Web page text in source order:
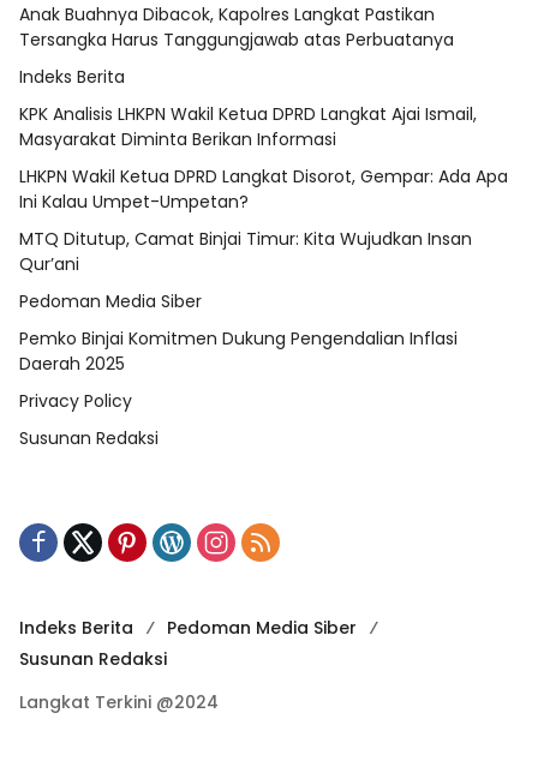
Anak Buahnya Dibacok, Kapolres Langkat Pastikan
Tersangka Harus Tanggungjawab atas Perbuatanya
Indeks Berita
KPK Analisis LHKPN Wakil Ketua DPRD Langkat Ajai Ismail,
Masyarakat Diminta Berikan Informasi
LHKPN Wakil Ketua DPRD Langkat Disorot, Gempar: Ada Apa
Ini Kalau Umpet-Umpetan?
MTQ Ditutup, Camat Binjai Timur: Kita Wujudkan Insan
Qur’ani
Pedoman Media Siber
Pemko Binjai Komitmen Dukung Pengendalian Inflasi
Daerah 2025
Privacy Policy
Susunan Redaksi
Indeks Berita
Pedoman Media Siber
Susunan Redaksi
Langkat Terkini @2024